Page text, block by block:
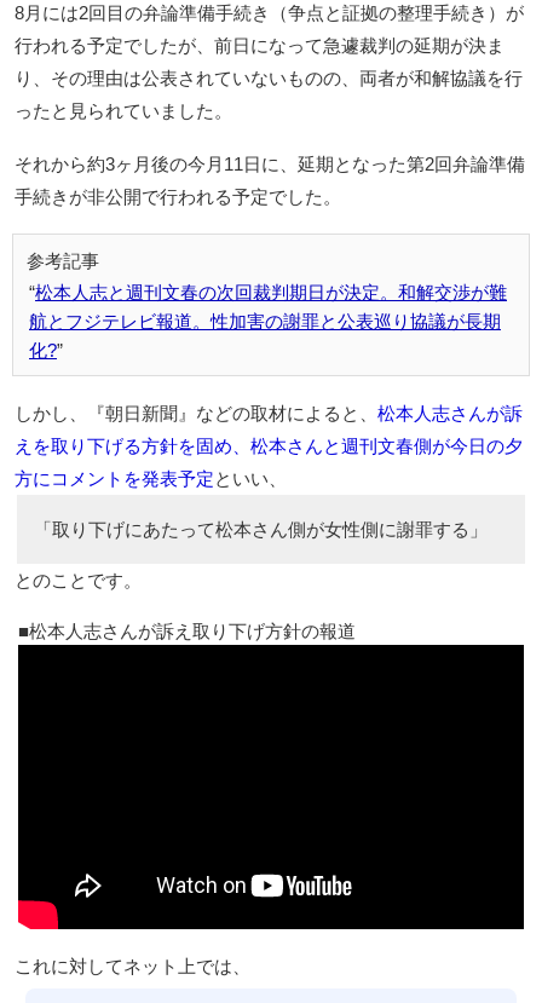
8月には2回目の弁論準備手続き（争点と証拠の整理手続き）が
行われる予定でしたが、前日になって急遽裁判の延期が決ま
り、その理由は公表されていないものの、両者が和解協議を行
ったと見られていました。
それから約3ヶ月後の今月11日に、延期となった第2回弁論準備
手続きが非公開で行われる予定でした。
松本人志と週刊文春の次回裁判期日が決定。和解交渉が難
航とフジテレビ報道。性加害の謝罪と公表巡り協議が長期
化?
しかし、『朝日新聞』などの取材によると、 松本人志さんが訴
えを取り下げる方針を固め、松本さんと週刊文春側が今日の夕
方にコメントを発表予定といい、
「取り下げにあたって松本さん側が女性側に謝罪する」
とのことです。
松本人志さんが訴え取り下げ方針の報道
これに対してネット上では、